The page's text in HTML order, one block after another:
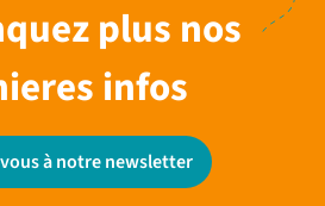
plus nos
infos
à notre newsletter